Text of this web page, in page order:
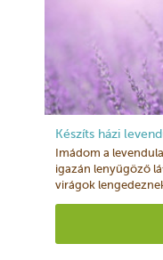
Készíts házi
Imádom a
igazán lenyűgöző
virágok